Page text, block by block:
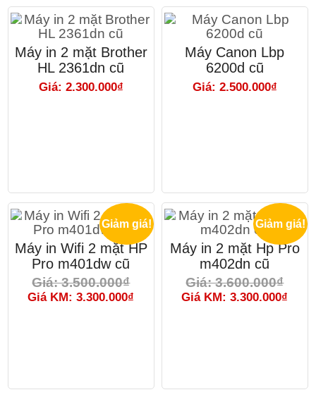
Máy in 2 mặt Brother
HL 2361dn cũ
Giá: 2.300.000₫
Máy Canon Lbp
6200d cũ
Giá: 2.500.000₫
Giảm giá!
Máy in Wifi 2 mặt HP
Pro m401dw cũ
Giá: 3.500.000₫
Giá KM: 3.300.000₫
Giảm giá!
Máy in 2 mặt Hp Pro
m402dn cũ
Giá: 3.600.000₫
Giá KM: 3.300.000₫